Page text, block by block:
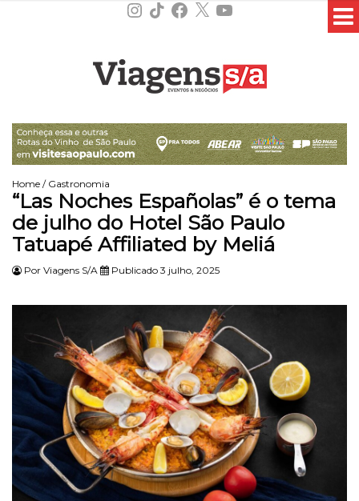
Instagram
TikTokFacebook
X YouTube
Home / Gastronomia
“Las Noches Españolas” é o tema
de julho do Hotel São Paulo
Tatuapé Affiliated by Meliá
Por Viagens S/A Publicado 3 julho, 2025